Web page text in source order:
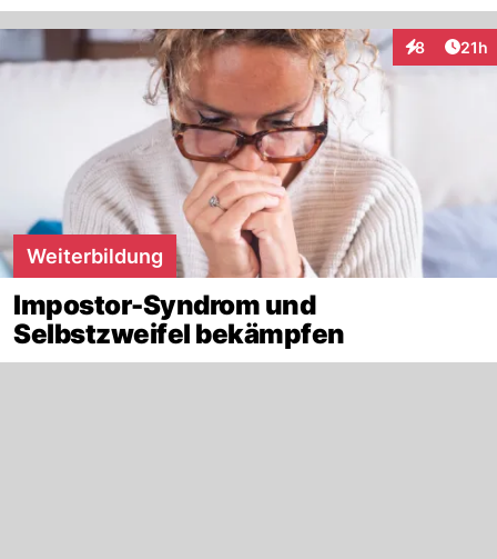
8
Interaktionen
21h
Weiterbildung
Impostor-Syndrom und
Selbstzweifel bekämpfen